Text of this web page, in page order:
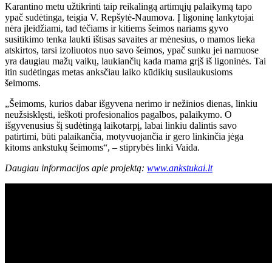
Karantino metu užtikrinti taip reikalingą artimųjų palaikymą tapo
ypač sudėtinga, teigia V. Repšytė-Naumova. Į ligoninę lankytojai
nėra įleidžiami, tad tėčiams ir kitiems šeimos nariams gyvo
susitikimo tenka laukti ištisas savaites ar mėnesius, o mamos lieka
atskirtos, tarsi izoliuotos nuo savo šeimos, ypač sunku jei namuose
yra daugiau mažų vaikų, laukiančių kada mama grįš iš ligoninės. Tai
itin sudėtingas metas anksčiau laiko kūdikių susilaukusioms
šeimoms.
„Šeimoms, kurios dabar išgyvena nerimo ir nežinios dienas, linkiu
neužsisklęsti, ieškoti profesionalios pagalbos, palaikymo. O
išgyvenusius šį sudėtingą laikotarpį, labai linkiu dalintis savo
patirtimi, būti palaikančia, motyvuojančia ir gero linkinčia jėga
kitoms ankstukų šeimoms“, – stiprybės linki Vaida.
Daugiau informacijos apie projektą: www.ankstukai.lt